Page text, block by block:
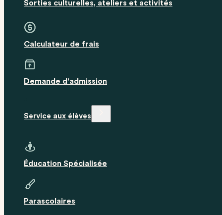
Sorties culturelles, ateliers et activités
Calculateur de frais
Demande d'admission
Service aux élèves
Éducation Spécialisée
Parascolaires